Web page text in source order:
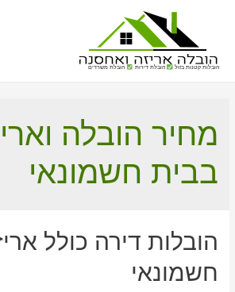
הובלות קטנות בזול הובלת דירות הובלת משרדים
מחיר הובלה
בבית חשמונאי
הובלות דירה כולל
חשמונאי